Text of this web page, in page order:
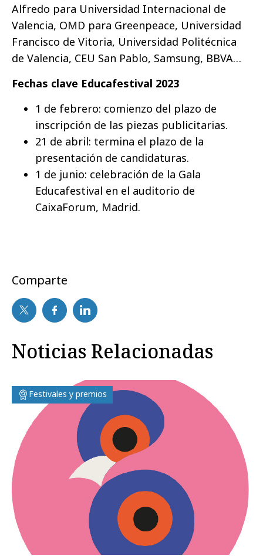
Alfredo para Universidad Internacional de
Valencia, OMD para Greenpeace, Universidad
Francisco de Vitoria, Universidad Politécnica
de Valencia, CEU San Pablo, Samsung, BBVA…
Fechas clave Educafestival 2023
1 de febrero: comienzo del plazo de
inscripción de las piezas publicitarias.
21 de abril: termina el plazo de la
presentación de candidaturas.
1 de junio: celebración de la Gala
Educafestival en el auditorio de
CaixaForum, Madrid.
Comparte
Noticias Relacionadas
Festivales y premios